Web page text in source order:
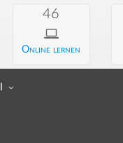
46
Online lernen